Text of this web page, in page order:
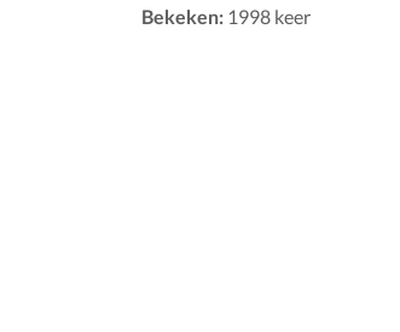
Bekeken: 1998 keer